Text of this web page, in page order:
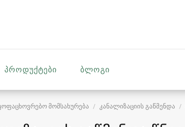
პროდუქტები ბლოგი
მომსახურება კანალიზაციის გაწმენდა